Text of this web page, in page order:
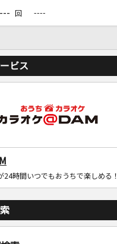
族や友達と一緒に！練習にも！
回 ----
ビス
24時間いつでもおうちで楽しめる！